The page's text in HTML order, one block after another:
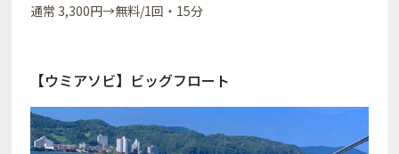
通常 3,300円→無料/1回・15分
【ウミアソビ】ビッグフロート